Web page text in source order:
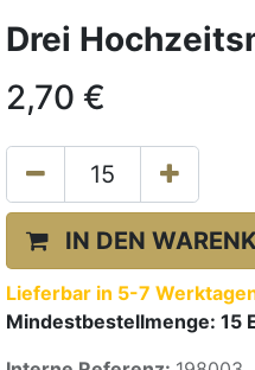
Drei
2,70 €
IN DEN
Lieferbar in 5-7
Mindestbestellmenge: 15